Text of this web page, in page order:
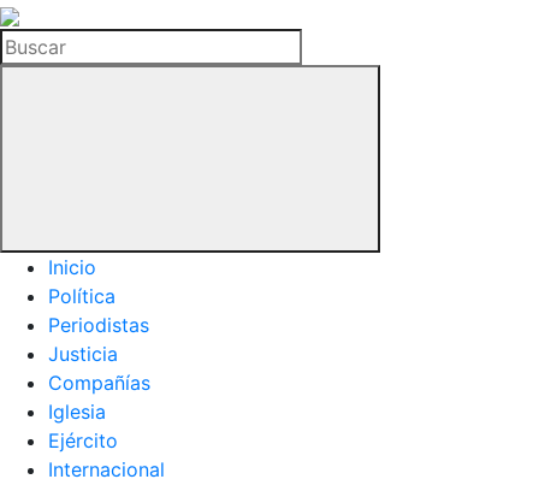
La
Hemeroteca
del
Buscar
Inicio
Política
Periodistas
Justicia
Compañías
Iglesia
Ejército
Internacional